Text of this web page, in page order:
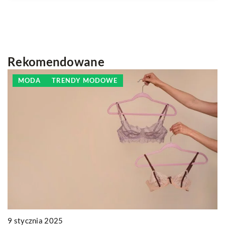
Rekomendowane
MODA TRENDY MODOWE
9 stycznia 2025